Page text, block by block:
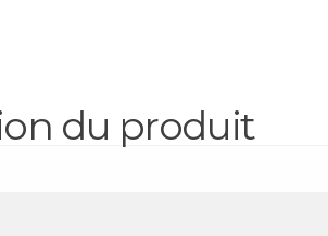
du produit